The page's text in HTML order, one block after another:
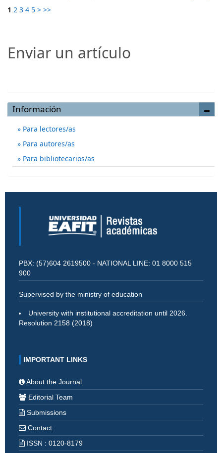
1 2 3 4 5 > >>
Enviar un artículo
Información
Para lectores/as
Para autores/as
Para bibliotecarios/as
PBX: (57)604 2619500 - NATIONAL LINE: 01 8000 515
900
Supervised by the ministry of education
University with institutional accreditation until 2026.
Resolution 2158 (2018)
IMPORTANT LINKS
About the Journal
Editorial Team
Submissions
Contact
ISSN : 0120-8179